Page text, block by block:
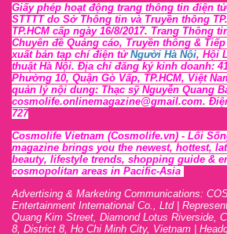
Giấy phép hoạt động trang thông tin điện
STTTT do Sở Thông tin và Truyền thông
TP.HCM cấp ngày 16/8/2017. Trang Thông
Chuyên đề Quảng cáo, Truyền thông &
xuất bản tạp chí điện tử Người Hà Nội, Hội
thuật Hà Nội. Địa chỉ đăng ký kinh doanh:
Phường 10, Quận Gò Vấp, TP.HCM, Việt
quản lý nội dung: Thạc sỹ Nguyễn Quang
cosmolife.onlinemagazine@gmail.com.
727
Cosmolife Vietnam (Cosmolife.vn) - Lối
magazine brings you the newest, hottest,
beauty, lifestyle trends, shopping guide &
cosmopolitan areas in Pacific-Asia
Advertising & Marketing Communications:
Entertainment International Co., Ltd |
Quang Kim Street, Diamond Lotus Riverside,
8, District 8, Ho Chi Minh City, Vietnam |